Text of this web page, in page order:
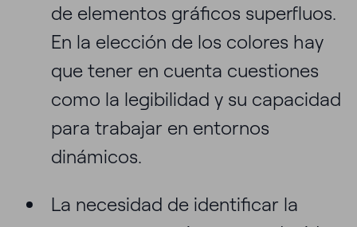
de elementos gráficos superfluos.
En la elección de los colores hay
que tener en cuenta cuestiones
como la legibilidad y su capacidad
para trabajar en entornos
dinámicos.
La necesidad de identificar la